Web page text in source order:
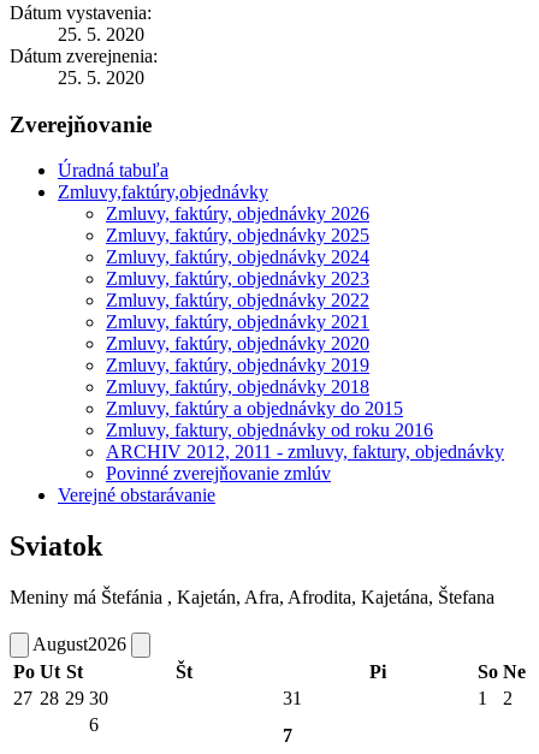
Dátum vystavenia:
25. 5. 2020
Dátum zverejnenia:
25. 5. 2020
Zverejňovanie
Úradná tabuľa
Zmluvy,faktúry,objednávky
Zmluvy, faktúry, objednávky 2026
Zmluvy, faktúry, objednávky 2025
Zmluvy, faktúry, objednávky 2024
Zmluvy, faktúry, objednávky 2023
Zmluvy, faktúry, objednávky 2022
Zmluvy, faktúry, objednávky 2021
Zmluvy, faktúry, objednávky 2020
Zmluvy, faktúry, objednávky 2019
Zmluvy, faktúry, objednávky 2018
Zmluvy, faktúry a objednávky do 2015
Zmluvy, faktury, objednávky od roku 2016
ARCHIV 2012, 2011 - zmluvy, faktury, objednávky
Povinné zverejňovanie zmlúv
Verejné obstarávanie
Sviatok
Meniny má Štefánia , Kajetán, Afra, Afrodita, Kajetána, Štefana
August2026
Po Ut St Št Pi So Ne
27 28 29 30 31 1 2
6
7